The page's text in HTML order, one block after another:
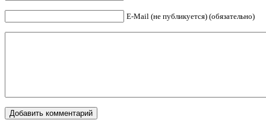
E-Mail (не публикуется) (обязательно)